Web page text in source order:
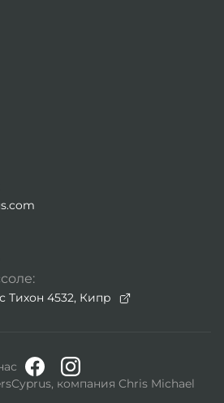
Тихон 4532, Кипр
компания Chris Michael